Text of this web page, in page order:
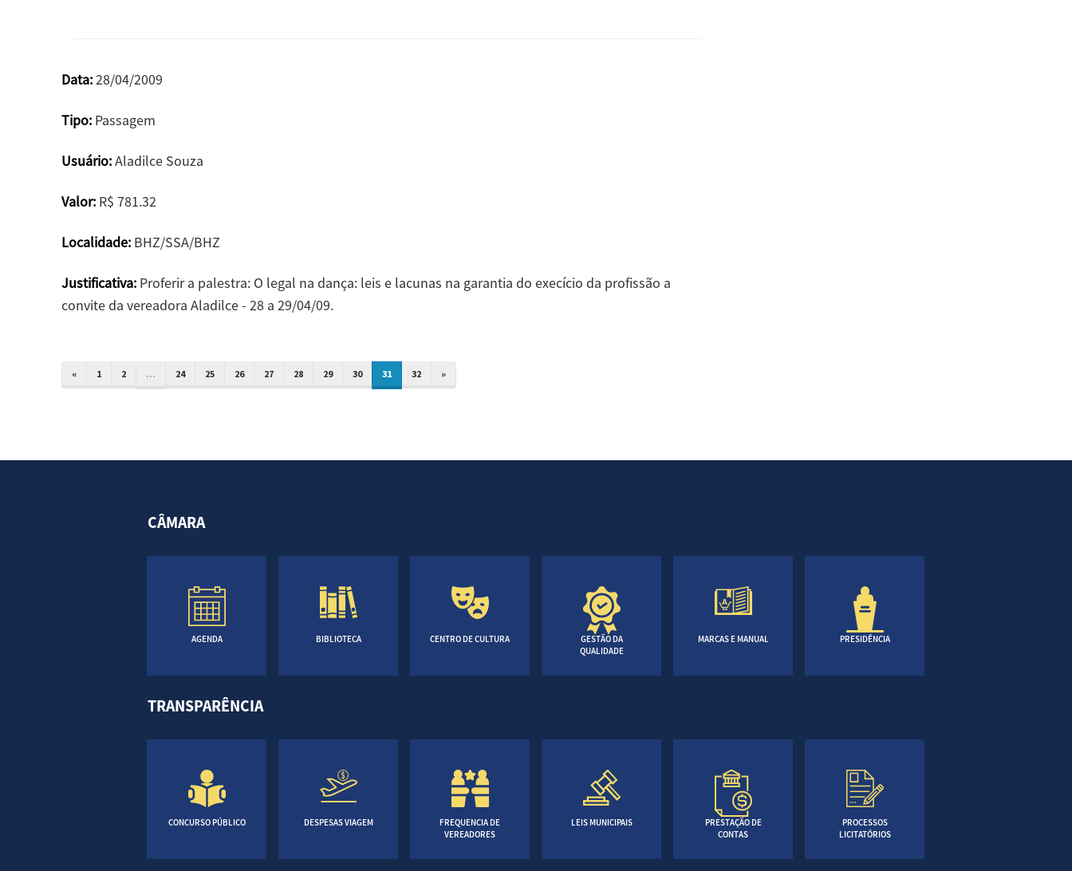
Data:28/04/2009
Tipo: Passagem
Usuário:Aladilce Souza
Valor: R$ 781.32
Localidade: BHZ/SSA/BHZ
Justificativa: Proferir a palestra: O legal na dança: leis e lacunas na garantia do execício da profissão a
convite da vereadora Aladilce - 28 a 29/04/09.
« 1 2 ... 24 25 26 27 28 29 30 31 32 »
CÂMARA
AGENDA BIBLIOTECA CENTRO DE CULTURA
GESTÃO DA
QUALIDADE
MARCAS E MANUAL PRESIDÊNCIA
TRANSPARÊNCIA
CONCURSO PÚBLICO DESPESAS VIAGEM
FREQUENCIA DE
VEREADORES
LEIS MUNICIPAIS
PRESTAÇÃO DE
CONTAS
PROCESSOS
LICITATÓRIOS